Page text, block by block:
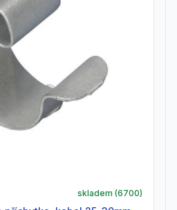
skladem (6700)